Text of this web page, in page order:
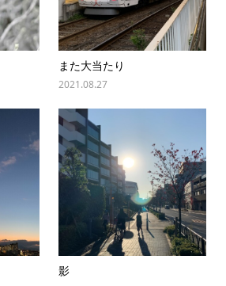
また大当たり
2021.08.27
影